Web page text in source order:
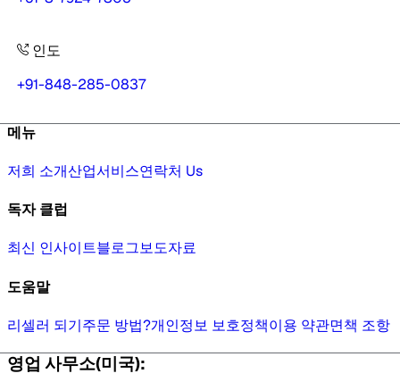
인도
+91-848-285-0837
메뉴
저희 소개산업서비스연락처 Us
독자 클럽
최신 인사이트블로그보도자료
도움말
리셀러 되기주문 방법?개인정보 보호정책이용 약관면책 조항
영업 사무소(미국):